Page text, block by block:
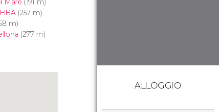
Mare (191 m)
(257 m)
m)
(277 m)
ALLOGGIO